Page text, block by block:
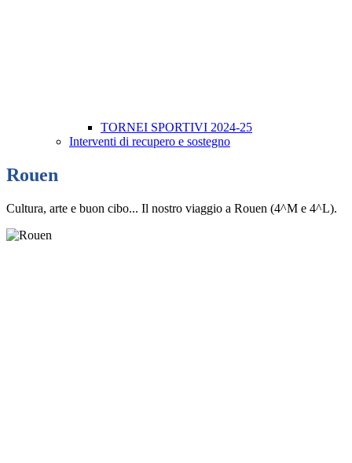
TORNEI SPORTIVI 2024-25
Interventi di recupero e sostegno
Rouen
Cultura, arte e buon cibo... Il nostro viaggio a Rouen (4^M e 4^L).